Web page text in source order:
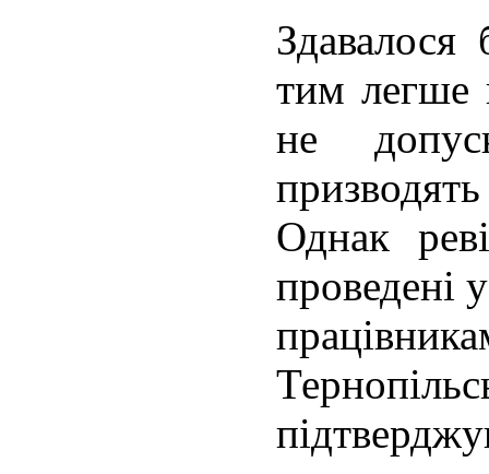
тим легше
не
Однак
проведені